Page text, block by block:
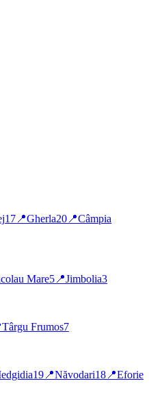
17 📍Gherla20 📍Câmpia
Mare5 📍Jimbolia3
Târgu Frumos7
19 📍Năvodari18 📍Eforie